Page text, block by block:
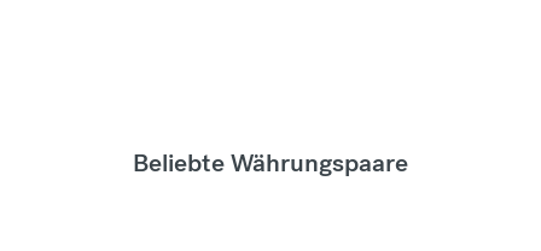
Beliebte Währungspaare